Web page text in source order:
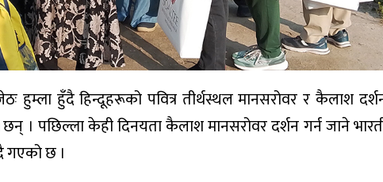
हुम्ला हुँदै हिन्दूहरूको पवित्र तीर्थस्थल मानसरोवर र कैलाश
छन् । पछिल्ला केही दिनयता कैलाश मानसरोवर दर्शन गर्न जाने
छ ।